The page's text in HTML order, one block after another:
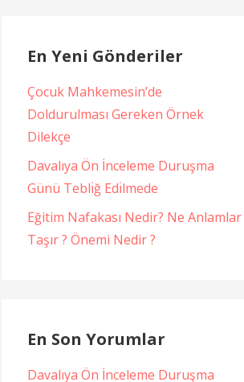
En Yeni Gönderiler
Çocuk Mahkemesin’de
Doldurulması Gereken Örnek
Dilekçe
Davalıya Ön İnceleme Duruşma
Günü Teblı̇ğ Edı̇lmede
Eğitim Nafakası Nedir? Ne Anlamlar
Taşır ? Önemi Nedir ?
En Son Yorumlar
Davalıya Ön İnceleme Duruşma